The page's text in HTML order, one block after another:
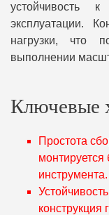
устойчивость
эксплуатации.
нагрузки, что
выполнении
Ключевые
Простота
монтируется
инструмента.
конструкция